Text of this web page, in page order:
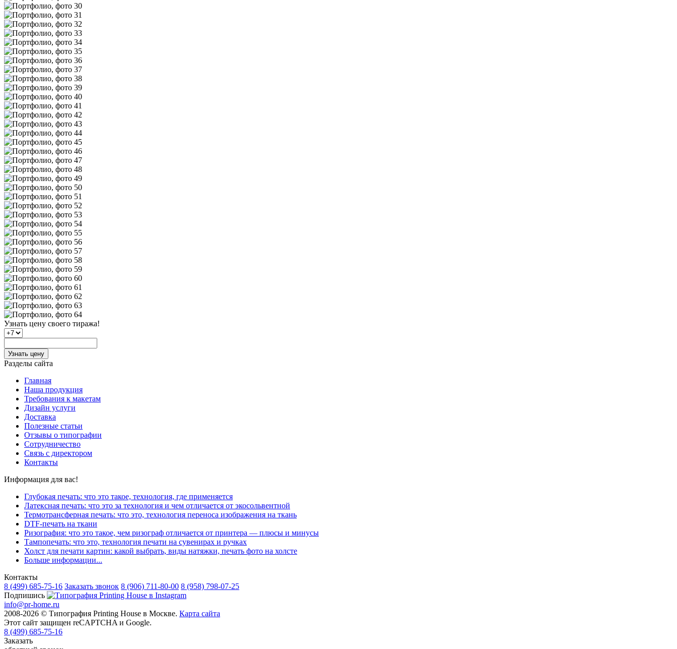
Узнать цену своего тиража!
Узнать цену
Разделы сайта
Главная
Наша продукция
Требования к макетам
Дизайн услуги
Доставка
Полезные статьи
Отзывы о типографии
Сотрудничество
Связь с директором
Контакты
Информация для вас!
Глубокая печать: что это такое, технология, где применяется
Латексная печать: что это за технология и чем отличается от экосольвентной
Термотрансферная печать: что это, технология переноса изображения на ткань
DTF-печать на ткани
Ризография: что это такое, чем ризограф отличается от принтера — плюсы и минусы
Тампопечать: что это, технология печати на сувенирах и ручках
Холст для печати картин: какой выбрать, виды натяжки, печать фото на холсте
Больше информации...
Контакты
8 (499) 685-75-16 Заказать звонок 8 (906) 711-80-00 8 (958) 798-07-25
Подпишись
info@pr-home.ru
2008-2026 © Типография Printing House в Москве. Карта сайта
Этот сайт защищен reCAPTCHA и Google.
8 (499) 685-75-16
Заказать